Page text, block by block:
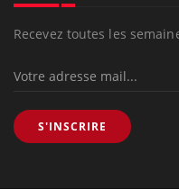
Recevez toutes les
S'INSCRIRE